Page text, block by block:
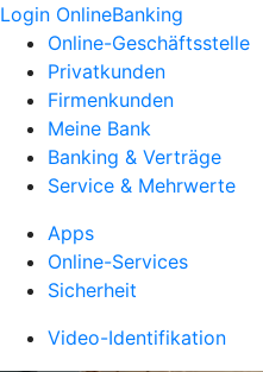
Login OnlineBanking
Online-Geschäftsstelle
Privatkunden
Firmenkunden
Meine Bank
Banking & Verträge
Service & Mehrwerte
Apps
Online-Services
Sicherheit
Video-Identifikation